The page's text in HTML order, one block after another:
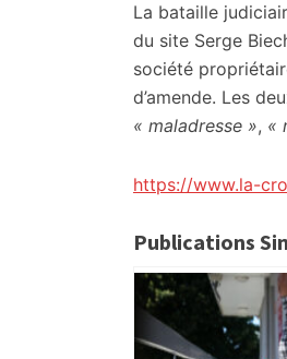
La bataille
du site Serge
société
d’amende. Les
« maladresse », «
https://www.la-
Publications